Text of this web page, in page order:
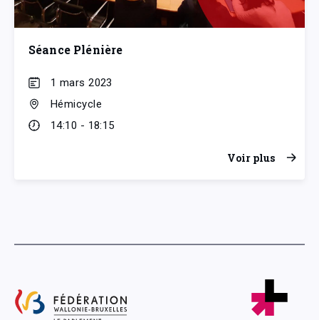
Séance Plénière
1 mars 2023
Hémicycle
14:10 - 18:15
Voir plus